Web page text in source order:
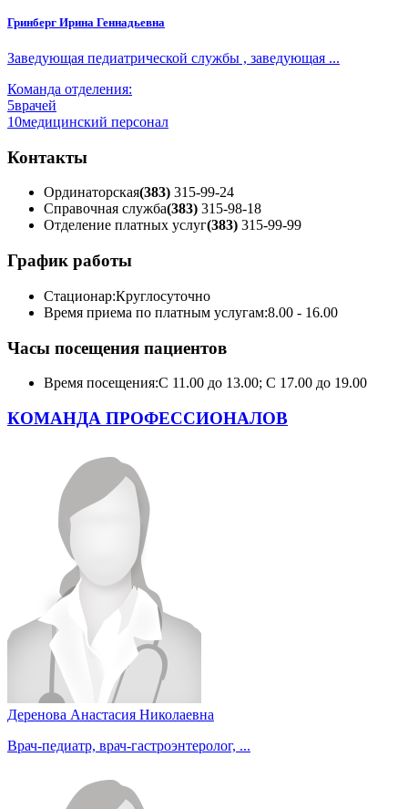
Гринберг Ирина Геннадьевна
Заведующая педиатрической службы , заведующая ...
Команда отделения:
5врачей
10медицинский персонал
Контакты
Ординаторская(383) 315-99-24
Справочная служба(383) 315-98-18
Отделение платных услуг(383) 315-99-99
График работы
Стационар:Круглосуточно
Время приема по платным услугам:8.00 - 16.00
Часы посещения пациентов
Время посещения:С 11.00 до 13.00; С 17.00 до 19.00
КОМАНДА ПРОФЕССИОНАЛОВ
Деренова Анастасия Николаевна
Врач-педиатр, врач-гастроэнтеролог, ...